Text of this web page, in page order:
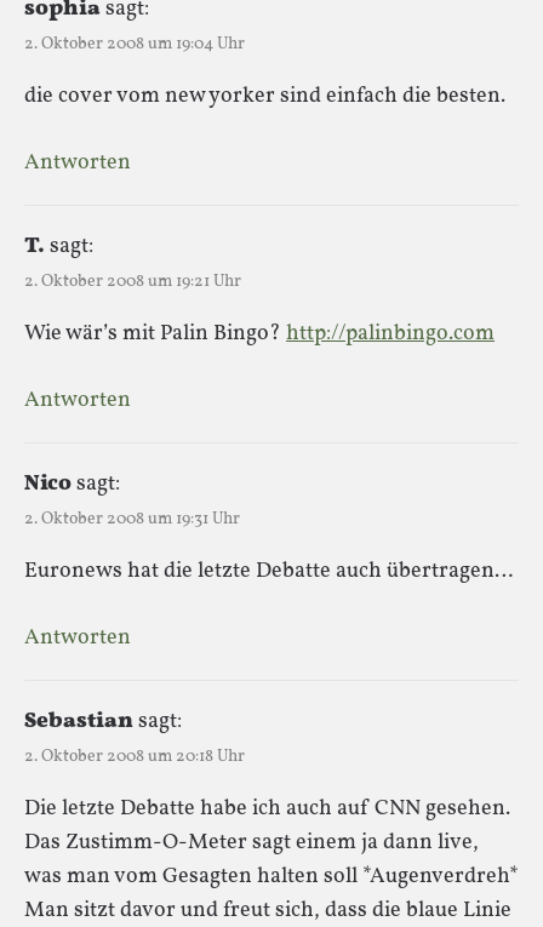
sophiasagt:
2. Oktober 2008 um 19:04 Uhr
die cover vom new yorker sind einfach die besten.
Antworten
T. sagt:
2. Oktober 2008 um 19:21 Uhr
Wie wär’s mit Palin Bingo? http://palinbingo.com
Antworten
Nicosagt:
2. Oktober 2008 um 19:31 Uhr
Euronews hat die letzte Debatte auch übertragen…
Antworten
Sebastiansagt:
2. Oktober 2008 um 20:18 Uhr
Die letzte Debatte habe ich auch auf CNN gesehen.
Das Zustimm-O-Meter sagt einem ja dann live,
was man vom Gesagten halten soll *Augenverdreh*
Man sitzt davor und freut sich, dass die blaue Linie